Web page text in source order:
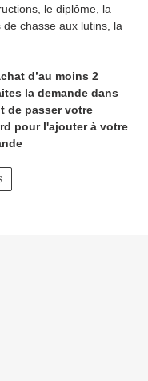
le diplôme, la
chasse aux lutins, la
d’au moins 2
la demande dans
de passer votre
pour l'ajouter à votre